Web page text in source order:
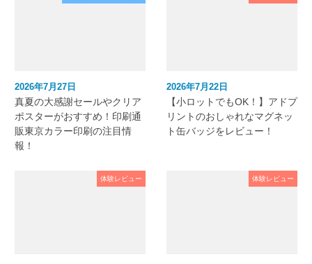
2026年7月27日
真夏の大感謝セールやクリア
ポスターがおすすめ！印刷通
販東京カラー印刷の注目情
報！
2026年7月22日
【小ロットでもOK！】アドプ
リントのおしゃれなマグネッ
ト缶バッジをレビュー！
体験レビュー 体験レビュー